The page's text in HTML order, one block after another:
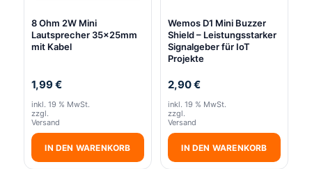
der
Produktseite
gewählt
der
Produktseite
gewählt
8 Ohm 2W Mini
Lautsprecher 35x25mm
mit Kabel
1,99€
inkl. 19 % MwSt.
zzgl.
Versand
IN DEN WARENKORB
Wemos D1 Mini Buzzer
Shield – Leistungsstarker
Signalgeber für IoT
Projekte
2,90€
inkl. 19 % MwSt.
zzgl.
Versand
IN DEN WARENKORB